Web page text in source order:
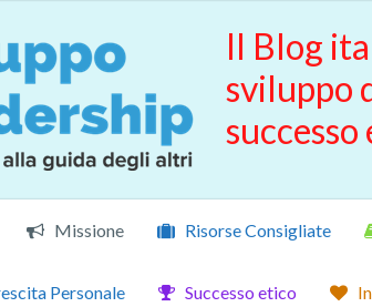
Il Blog
sviluppo
Missione Risorse Consigliate
Personale Successo etico